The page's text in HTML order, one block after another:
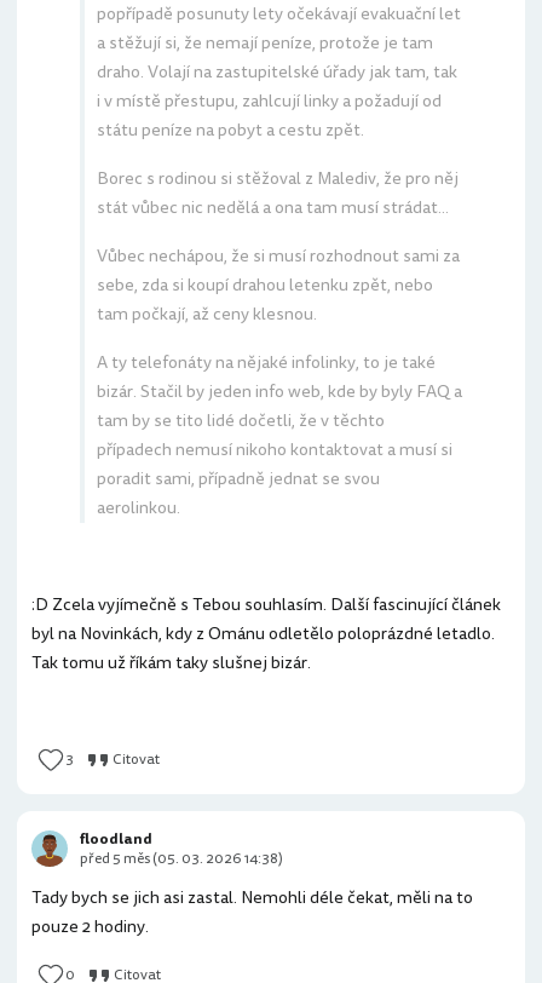
popřípadě posunuty lety očekávají evakuační let
a stěžují si, že nemají peníze, protože je tam
draho. Volají na zastupitelské úřady jak tam, tak
i v místě přestupu, zahlcují linky a požadují od
státu peníze na pobyt a cestu zpět.
Borec s rodinou si stěžoval z Malediv, že pro něj
stát vůbec nic nedělá a ona tam musí strádat...
Vůbec nechápou, že si musí rozhodnout sami za
sebe, zda si koupí drahou letenku zpět, nebo
tam počkají, až ceny klesnou.
A ty telefonáty na nějaké infolinky, to je také
bizár. Stačil by jeden info web, kde by byly FAQ a
tam by se tito lidé dočetli, že v těchto
případech nemusí nikoho kontaktovat a musí si
poradit sami, případně jednat se svou
aerolinkou.
:D Zcela vyjímečně s Tebou souhlasím. Další fascinující článek
byl na Novinkách, kdy z Ománu odletělo poloprázdné letadlo.
Tak tomu už říkám taky slušnej bizár.
3 Citovat
Tady bych se jich asi zastal. Nemohli déle čekat, měli na to
pouze 2 hodiny.
0 Citovat
floodland
před 5 měs (05. 03. 2026 14:38)